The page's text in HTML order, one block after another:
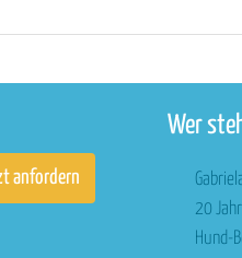
Wer
20
Hund-